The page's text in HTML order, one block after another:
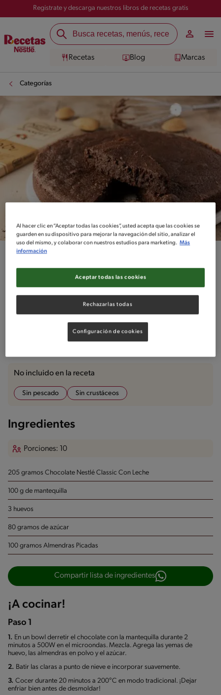
Registrate y descarga nuestros libros de recetas gratis
Recetas Blog Marcas
Categorías
Tarta de chocolate sin gluten
No incluido en la receta
Sin pescado Sin crustáceos
Ingredientes
Porciones: 10
205 gramos Chocolate Nestlé Classic Con Leche
100 g de mantequilla
3 huevos
80 gramos de azúcar
100 gramos Almendras Picadas
Compartir lista de ingredientes
¡A cocinar!
Paso 1
1. En un bowl derretir el chocolate con la mantequilla durante 2
minutos a 500W en el microondas. Mezcla. Agrega las yemas de
huevo, las almendras en polvo y el azúcar.
2. Batir las claras a punto de nieve e incorporar suavemente.
3. Cocer durante 20 minutos a 200°C en modo tradicional. ¡Dejar
enfriar bien antes de desmoldar!
Al hacer clic en “Aceptar todas las cookies”, usted acepta que las cookies se
guarden en su dispositivo para mejorar la navegación del sitio, analizar el
uso del mismo, y colaborar con nuestros estudios para marketing. Más
información
Rechazarlas todas
Aceptar todas las cookies
Configuración de cookies